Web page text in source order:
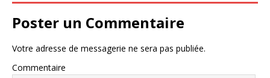
Poster un Commentaire
Votre adresse de messagerie ne sera pas publiée.
Commentaire